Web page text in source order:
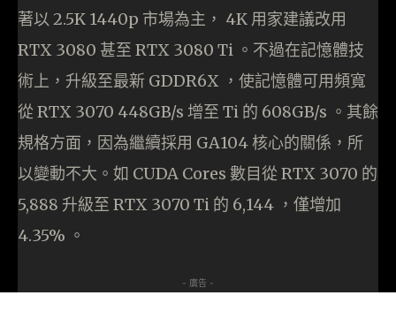
著以 2.5K 1440p 市場為主， 4K 用家建議改用
RTX 3080 甚至 RTX 3080 Ti 。不過在記憶體技
術上，升級至最新 GDDR6X ，使記憶體可用頻寬
從 RTX 3070 448GB/s 增至 Ti 的 608GB/s 。其餘
規格方面，因為繼續採用 GA104 核心的關係，所
以變動不大。如 CUDA Cores 數目從 RTX 3070 的
5,888 升級至 RTX 3070 Ti 的 6,144 ，僅增加
4.35% 。
- 廣告 -